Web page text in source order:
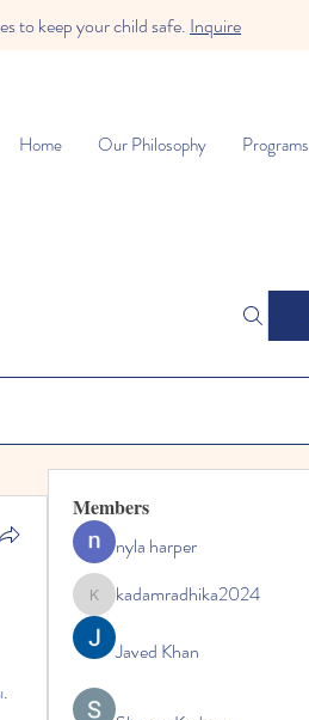
to keep your child safe. Inquire
Home Our Philosophy Programs
Members
nyla harper
kadamradhika2024
kadamradhika2024
Javed Khan